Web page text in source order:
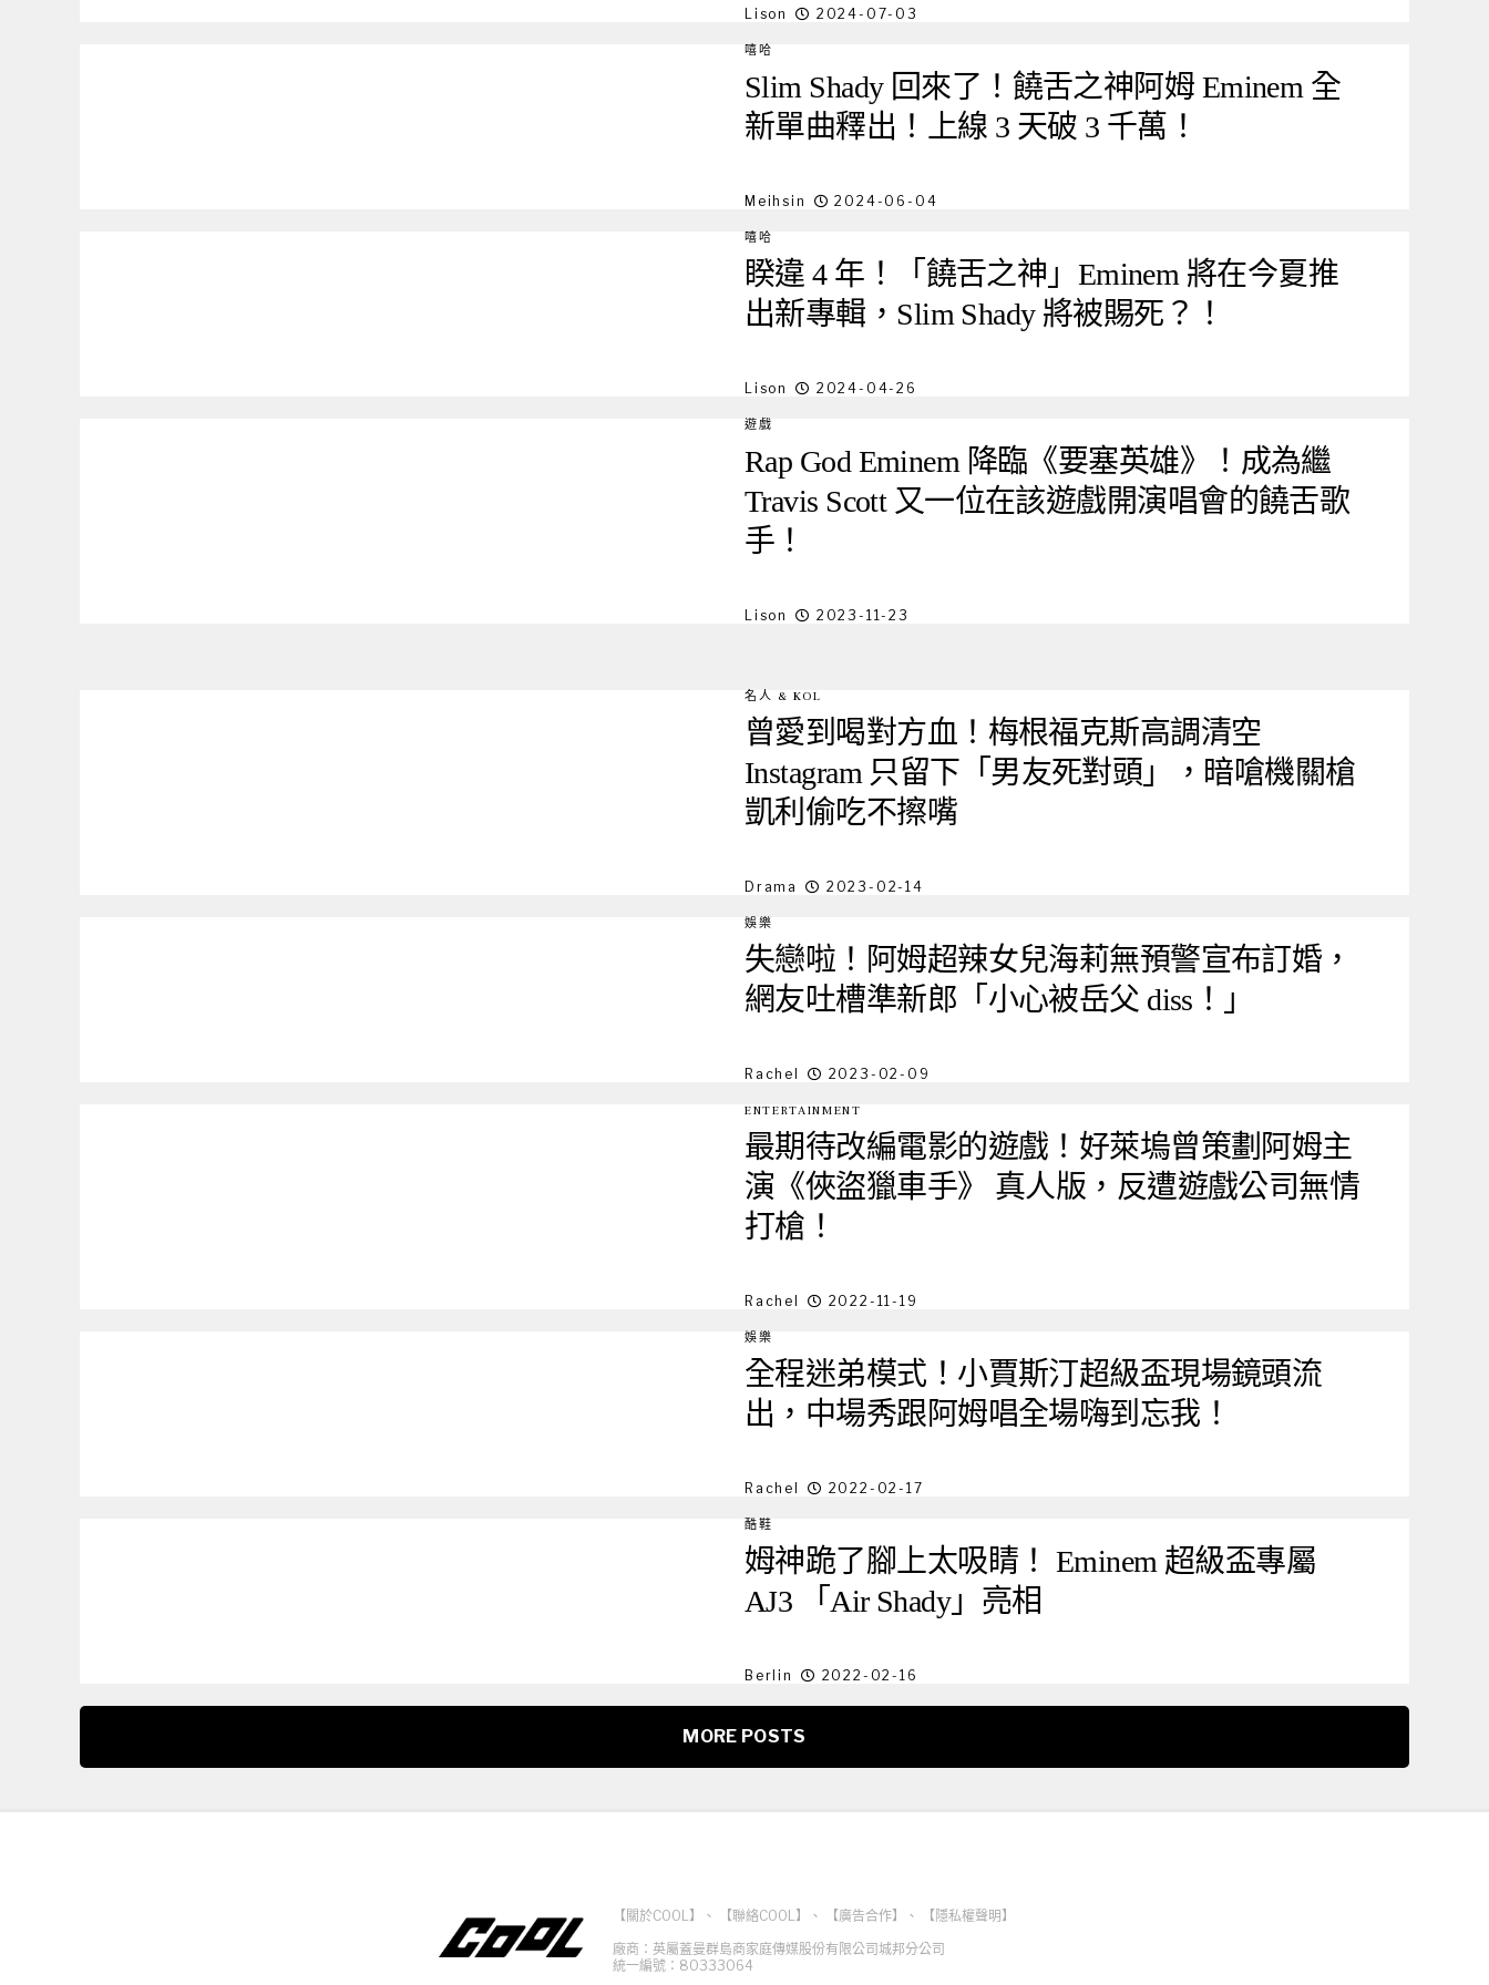
Lison 2024-07-03
嘻哈
Slim Shady 回來了！饒舌之神阿姆 Eminem 全
新單曲釋出！上線 3 天破 3 千萬！
Meihsin 2024-06-04
嘻哈
睽違 4 年！「饒舌之神」Eminem 將在今夏推
出新專輯，Slim Shady 將被賜死？！
Lison 2024-04-26
遊戲
Rap God Eminem 降臨《要塞英雄》！成為繼
Travis Scott 又一位在該遊戲開演唱會的饒舌歌
手！
Lison 2023-11-23
名人 & KOL
曾愛到喝對方血！梅根福克斯高調清空
Instagram 只留下「男友死對頭」，暗嗆機關槍
凱利偷吃不擦嘴
Drama 2023-02-14
娛樂
失戀啦！阿姆超辣女兒海莉無預警宣布訂婚，
網友吐槽準新郎「小心被岳父 diss！」
Rachel 2023-02-09
ENTERTAINMENT
最期待改編電影的遊戲！好萊塢曾策劃阿姆主
演《俠盜獵車手》 真人版，反遭遊戲公司無情
打槍！
Rachel 2022-11-19
娛樂
全程迷弟模式！小賈斯汀超級盃現場鏡頭流
出，中場秀跟阿姆唱全場嗨到忘我！
Rachel 2022-02-17
酷鞋
姆神跪了腳上太吸睛！ Eminem 超級盃專屬
AJ3 「Air Shady」亮相
Berlin 2022-02-16
MORE POSTS
【關於COOL】 、 【聯絡COOL】 、 【廣告合作】 、
【隱私權聲明】
廠商：英屬蓋曼群島商家庭傳媒股份有限公司城邦分公司
統一編號：80333064